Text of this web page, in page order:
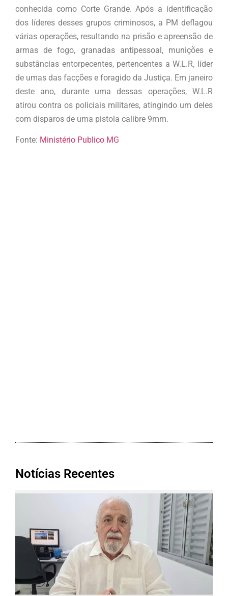
conhecida como Corte Grande. Após a identificação
dos líderes desses grupos criminosos, a PM deflagou
várias operações, resultando na prisão e apreensão de
armas de fogo, granadas antipessoal, munições e
substâncias entorpecentes, pertencentes a W.L.R, líder
de umas das facções e foragido da Justiça. Em janeiro
deste ano, durante uma dessas operações, W.L.R
atirou contra os policiais militares, atingindo um deles
com disparos de uma pistola calibre 9mm.
Fonte: Ministério Publico MG
Notícias Recentes